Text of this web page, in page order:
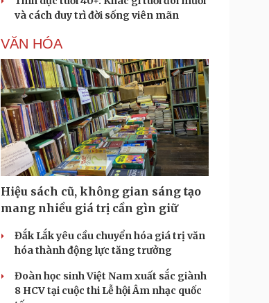
và cách duy trì đời sống viên mãn
VĂN HÓA
Hiệu sách cũ, không gian sáng tạo
mang nhiều giá trị cần gìn giữ
Đắk Lắk yêu cầu chuyển hóa giá trị văn
hóa thành động lực tăng trưởng
Đoàn học sinh Việt Nam xuất sắc giành
8 HCV tại cuộc thi Lễ hội Âm nhạc quốc